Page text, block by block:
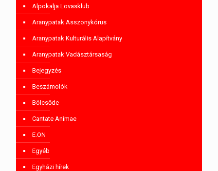
Alpokalja Lovasklub
Aranypatak Asszonykórus
Aranypatak Kulturális Alapítvány
Aranypatak Vadásztársaság
Bejegyzés
Beszámolók
Bölcsőde
Cantate Animae
E.ON
Egyéb
Egyházi hírek